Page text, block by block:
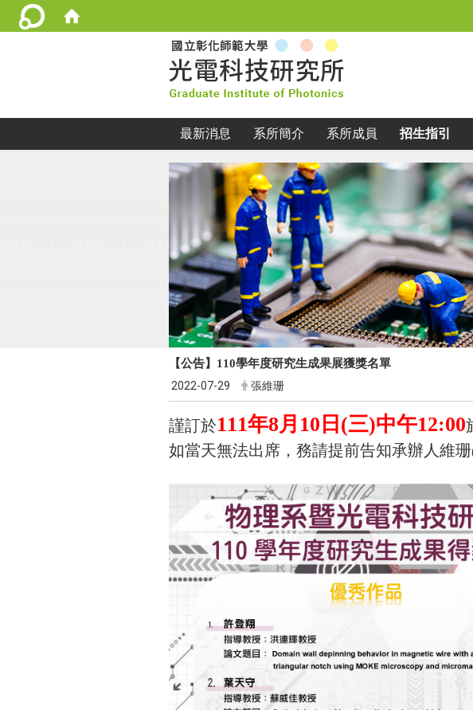
:::
最新消息 系所簡介 系所成員 招生指引
【公告】110學年度研究生成果展獲獎名單
2022-07-29
張維珊
謹訂於111年8月10日(三)中午12:00
如當天無法出席，務請提前告知承辦人維珊